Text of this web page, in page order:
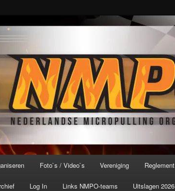
Organisatie
Foto`s / Video`s Vereniging Reglement
Log In Links NMPO-teams Uitslagen 2026